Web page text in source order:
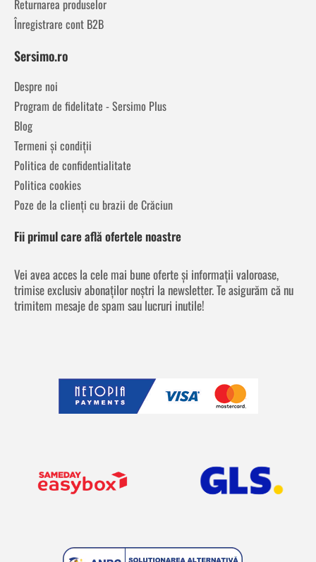
Returnarea produselor
Înregistrare cont B2B
Sersimo.ro
Despre noi
Program de fidelitate - Sersimo Plus
Blog
Termeni și condiții
Politica de confidentialitate
Politica cookies
Poze de la clienți cu brazii de Crăciun
Fii primul care află ofertele noastre
Vei avea acces la cele mai bune oferte și informații valoroase,
trimise exclusiv abonaților noștri la newsletter. Te asigurăm că nu
trimitem mesaje de spam sau lucruri inutile!